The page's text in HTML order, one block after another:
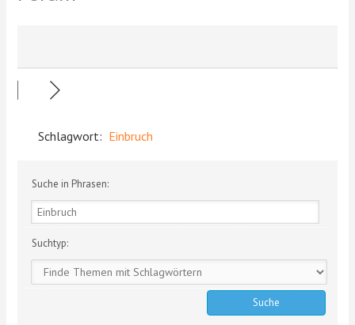
Schlagwort: Einbruch
Suche in Phrasen:
Suchtyp: